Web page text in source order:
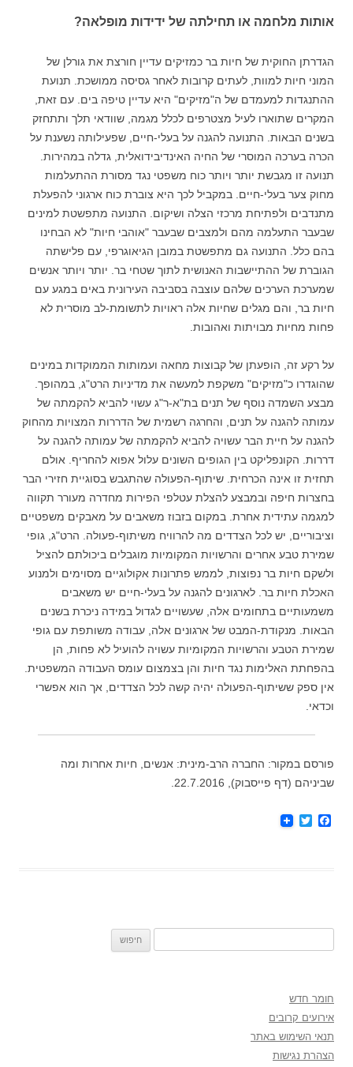
אותות מלחמה או תחילתה של ידידות מופלאה?
הגדרתן החוקית של חיות בר כמזיקים עדיין חורצת את גורלן של
המוני חיות למוות, לעתים קרובות לאחר גסיסה ממושכת. תנועת
ההתנגדות למעמדם של ה"מזיקים" היא עדיין טיפה בים. עם זאת,
המקרים שתוארו לעיל מצטרפים לכלל מגמה, שוודאי תלך ותתחזק
בשנים הבאות. התנועה להגנה על בעלי-חיים, שפעילותה נשענת על
הכרה בערכה המוסרי של החיה האינדיבידואלית, גדלה במהירות.
תנועה זו מגבשת יותר ויותר כוח משפטי נגד מסורת ההתעלמות
מחוק צער בעלי-חיים. במקביל לכך היא צוברת כוח ארגוני להפעלת
מתנדבים ולפתיחת מרכזי הצלה ושיקום. התנועה מתפשטת למינים
שבעבר התעלמה מהם ולמצבים שבעבר "אוהבי חיות" לא הבחינו
בהם כלל. התנועה גם מתפשטת במובן הגיאוגרפי, עם פלישתה
הגוברת של ההתיישבות האנושית לתוך שטחי בר. יותר ויותר אנשים
שמערכת הערכים שלהם עוצבה בסביבה העירונית באים במגע עם
חיות בר, והם מגלים שחיות אלה ראויות לתשומת-לב מוסרית לא
פחות מחיות מבויתות ואהובות.
על רקע זה, הופעתן של קבוצות מחאה ועמותות הממוקדות במינים
שהוגדרו כ"מזיקים" משקפת למעשה את מדיניות הרט"ג, במהופך.
מבצע השמדה נוסף של תנים בת"א-ר"ג עשוי להביא להקמתה של
עמותה להגנה על תנים, והחרגה רשמית של הדררות המצויות מהחוק
להגנה על חיית הבר עשויה להביא להקמתה של עמותה להגנה על
דררות. הקונפליקט בין הגופים השונים עלול אפוא להחריף. אולם
תחזית זו אינה הכרחית. שיתוף-הפעולה שהתגבש בסוגיית חזירי הבר
בחצרות חיפה ובמבצע להצלת עטלפי הפירות מחדרה מעורר תקווה
למגמה עתידית אחרת. במקום בזבוז משאבים על מאבקים משפטיים
וציבוריים, יש לכל הצדדים מה להרוויח משיתוף-פעולה. הרט"ג, גופי
שמירת טבע אחרים והרשויות המקומיות מוגבלים ביכולתם להציל
ולשקם חיות בר נפוצות, לממש פתרונות אקולוגיים מסוימים ולמנוע
האכלת חיות בר. לארגונים להגנה על בעלי-חיים יש משאבים
משמעותיים בתחומים אלה, שעשויים לגדול במידה ניכרת בשנים
הבאות. מנקודת-המבט של ארגונים אלה, עבודה משותפת עם גופי
שמירת הטבע והרשויות המקומיות עשויה להועיל לא פחות, הן
בהפחתת האלימות נגד חיות והן בצמצום עומס העבודה המשפטית.
אין ספק ששיתוף-הפעולה יהיה קשה לכל הצדדים, אך הוא אפשרי
וכדאי.
פורסם במקור: החברה הרב-מינית: אנשים, חיות אחרות ומה
שביניהם (דף פייסבוק), 22.7.2016.
F
T
חומר חדש
אירועים קרובים
תנאי השימוש באתר
הצהרת נגישות